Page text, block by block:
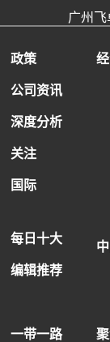
广州飞
政策
公司资讯
深度分析
关注
国际
每日十大
编辑推荐
一带一路